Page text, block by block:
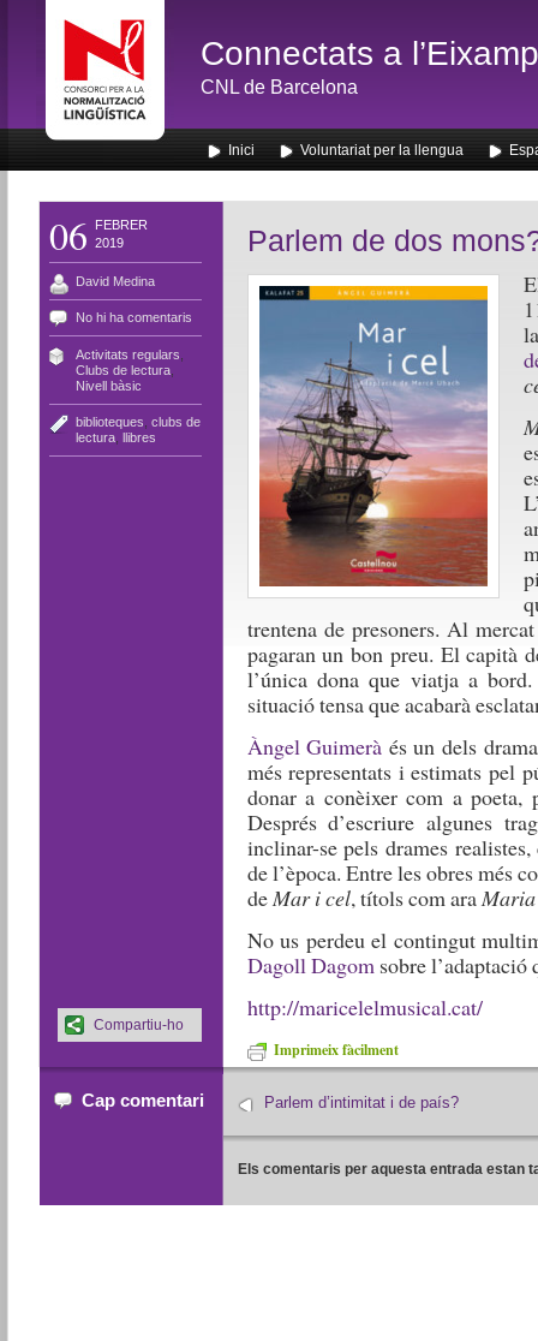
Connectats a
CNL de Barcelona
Inici Voluntariat per la llengua
06
FEBRER
2019
David Medina
No hi ha comentaris
Activitats regulars
Clubs de lectura,
Nivell bàsic
biblioteques clubs de
lectura, llibres
Parlem de dos
trentena de presoners. Al
pagaran un bon preu. El capità
l’única dona que viatja a
situació tensa que acabarà
Àngel Guimerà és un dels
més representats i estimats pel
donar a conèixer com a poeta,
Després d’escriure algunes
inclinar-se pels drames
de l’època. Entre les obres més
deMar i cel, títols com araMaria
No us perdeu el contingut
Dagoll Dagomsobre l’adaptació
http://maricelelmusical.cat/
Imprimeix fàcilment
Compartiu-ho
Cap comentari Parlem d’intimitat i de país?
Els comentaris per aquesta entrada estan